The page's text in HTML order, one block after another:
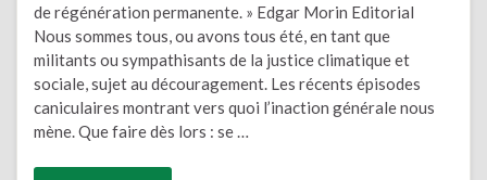
de régénération permanente. » Edgar Morin Editorial
Nous sommes tous, ou avons tous été, en tant que
militants ou sympathisants de la justice climatique et
sociale, sujet au découragement. Les récents épisodes
caniculaires montrant vers quoi l’inaction générale nous
mène. Que faire dès lors : se …